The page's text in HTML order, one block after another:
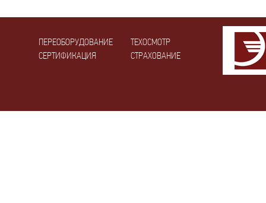
ПЕРЕОБОРУДОВАНИЕ
СЕРТИФИКАЦИЯ
ТЕХОСМОТР
СТРАХОВАНИЕ